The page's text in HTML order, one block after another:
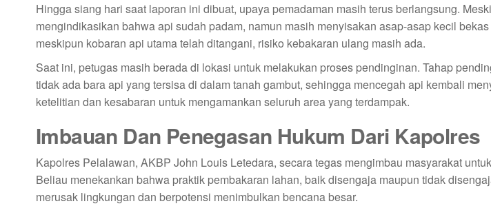
Hingga siang hari saat laporan ini dibuat, upaya pemadaman masih terus berlangsung.
mengindikasikan bahwa api sudah padam, namun masih menyisakan asap-asap kecil
meskipun kobaran api utama telah ditangani, risiko kebakaran ulang masih ada.
Saat ini, petugas masih berada di lokasi untuk melakukan proses pendinginan. Tahap
tidak ada bara api yang tersisa di dalam tanah gambut, sehingga mencegah api kembali
ketelitian dan kesabaran untuk mengamankan seluruh area yang terdampak.
Imbauan Dan Penegasan Hukum Dari Kapolres
Kapolres Pelalawan, AKBP John Louis Letedara, secara tegas mengimbau masyarakat
Beliau menekankan bahwa praktik pembakaran lahan, baik disengaja maupun tidak
merusak lingkungan dan berpotensi menimbulkan bencana besar.